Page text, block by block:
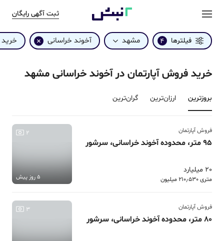
ثبت آگهی رایگان
فیلترها 4 مشهد آخوند خراسانی خرید
خرید فروش آپارتمان در آخوند خراسانی مشهد
بروزترین‌ ارزان‌ترین گران‌ترین
فروش آپارتمان
95 متر، محدوده آخوند خراسانی، سرشور
20 میلیارد
متری 210٫530 میلیون
2
5 روز پیش
فروش آپارتمان
80 متر، محدوده آخوند خراسانی، سرشور
3